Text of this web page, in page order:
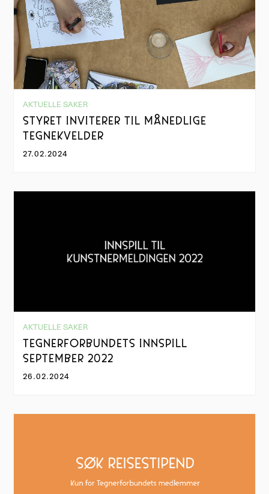
AKTUELLE SAKER
STYRET INVITERER TIL MÅNEDLIGE
TEGNEKVELDER
27.02.2024
AKTUELLE SAKER
TEGNERFORBUNDETS INNSPILL
SEPTEMBER 2022
26.02.2024